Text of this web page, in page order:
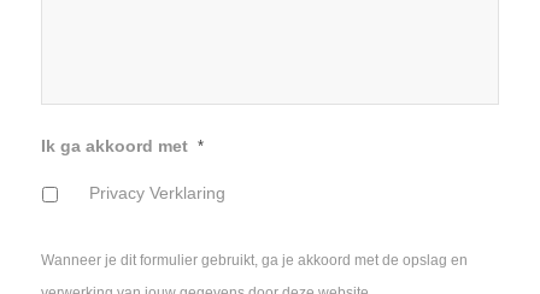
Ik ga akkoord met *
Privacy Verklaring
Wanneer je dit formulier gebruikt, ga je akkoord met de opslag en